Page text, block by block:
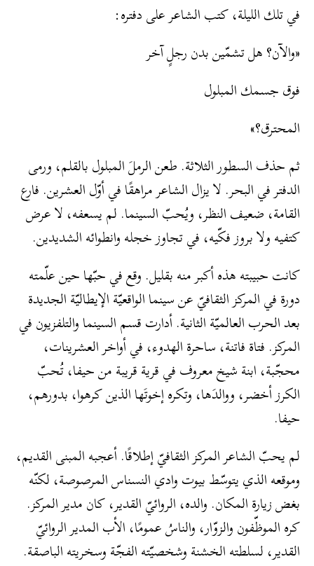
في تلك الليلة، كتب الشاعر على دفتره:
«والآن؟ هل تشمّين بدن رجلٍ آخر
فوق جسمك المبلول
المحترق؟»
ثم حذف السطور الثلاثة. طعن الرملَ المبلول بالقلم، ورمى
الدفتر في البحر. لا يزال الشاعر مراهقًا في أوّل العشرين. فارع
القامة، ضعيف النظر، ويُحبّ السينما. لم يسعفه، لا عرض
كتفيه ولا بروز فكّيه، في تجاوز خجله وانطوائه الشديدين.
كانت حبيبته هذه أكبر منه بقليل. وقع في حبّها حين علّمته
دورة في المركز الثقافيّ عن سينما الواقعيّة الإيطاليّة الجديدة
بعد الحرب العالميّة الثانية. أدارت قسم السينما والتلفزيون في
المركز. فتاة فاتنة، ساحرة الهدوء، في أواخر العشرينات،
محجّبة، ابنة شيخ معروف في قرية قريبة من حيفا، تُحبّ
الكرز أخضر، ووالدَها، وتكره إخوتَها الذين كرهوا، بدورهم،
حيفا.
لم يحبّ الشاعر المركز الثقافيّ إطلاقًا. أعجبه المبنى القديم،
وموقعه الذي يتوسّط بيوت وادي النسناس المرصوصة، لكنّه
بغض زيارة المكان. والده، الروائيّ القدير، كان مدير المركز.
كره الموظّفون والزوّار، والناسُ عمومًا، الأب المدير الروائيّ
القدير، لسلطته الخشنة وشخصيّته الفجّة وسخريته الباصقة.